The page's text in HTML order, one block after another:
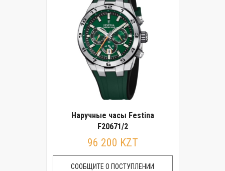
Наручные часы Festina
F20671/2
96 200 KZT
СООБЩИТЕ О ПОСТУПЛЕНИИ